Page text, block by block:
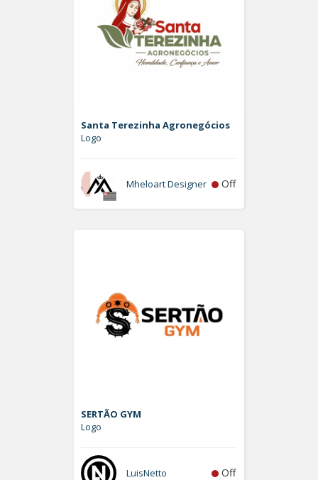
Santa Terezinha Agronegócios
Logo
Mheloart Designer Off
SERTÃO GYM
Logo
LuisNetto Off